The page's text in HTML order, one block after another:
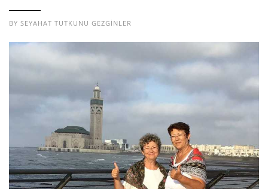
BY SEYAHAT TUTKUNU GEZGINLER